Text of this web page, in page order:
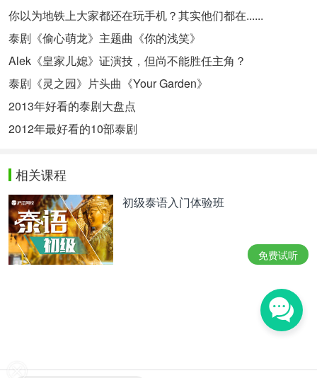
你以为地铁上大家都还在玩手机？其实他们都在......
泰剧《偷心萌龙》主题曲《你的浅笑》
Alek《皇家儿媳》证演技，但尚不能胜任主角？
泰剧《灵之园》片头曲《Your Garden》
2013年好看的泰剧大盘点
2012年最好看的10部泰剧
相关课程
初级泰语入门体验班
免费试听